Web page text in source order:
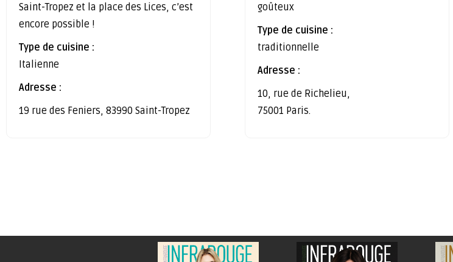
Saint-Tropez et la place des Lices, c’est
encore possible !
Type de cuisine :
Italienne
Adresse :
19 rue des Feniers, 83990 Saint-Tropez
goûteux
Type de cuisine :
traditionnelle
Adresse :
10, rue de Richelieu,
75001 Paris.